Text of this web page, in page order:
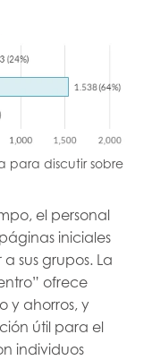
para discutir sobre
el personal
iniciales
sus grupos. La
ofrece
y ahorros, y
útil para el
individuos